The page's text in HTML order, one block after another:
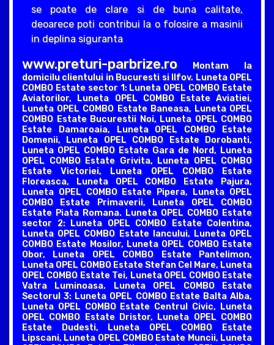
se poate de clare si de buna calitate,
deoarece poti contribui la o folosire a masinii
in deplina siguranta
www.preturi-parbrize.roMontam la
domicilu clientului in Bucuresti si Ilfov. Luneta OPEL
COMBO Estate sector 1: Luneta OPEL COMBO Estate
Aviatorilor, Luneta OPEL COMBO Estate Aviatiei,
Luneta OPEL COMBO Estate Baneasa, Luneta OPEL
COMBO Estate Bucurestii Noi, Luneta OPEL COMBO
Estate Damaroaia, Luneta OPEL COMBO Estate
Domenii, Luneta OPEL COMBO Estate Dorobanti,
Luneta OPEL COMBO Estate Gara de Nord, Luneta
OPEL COMBO Estate Grivita, Luneta OPEL COMBO
Estate Victoriei, Luneta OPEL COMBO Estate
Floreasca, Luneta OPEL COMBO Estate Pajura,
Luneta OPEL COMBO Estate Pipera, Luneta OPEL
COMBO Estate Primaverii, Luneta OPEL COMBO
Estate Piata Romana. Luneta OPEL COMBO Estate
sector 2: Luneta OPEL COMBO Estate Colentina,
Luneta OPEL COMBO Estate Iancului, Luneta OPEL
COMBO Estate Mosilor, Luneta OPEL COMBO Estate
Obor, Luneta OPEL COMBO Estate Pantelimon,
Luneta OPEL COMBO Estate Stefan Cel Mare, Luneta
OPEL COMBO Estate Tei, Luneta OPEL COMBO Estate
Vatra Luminoasa. Luneta OPEL COMBO Estate
Sectorul 3: Luneta OPEL COMBO Estate Balta Alba,
Luneta OPEL COMBO Estate Centrul Civic, Luneta
OPEL COMBO Estate Dristor, Luneta OPEL COMBO
Estate Dudesti, Luneta OPEL COMBO Estate
Lipscani, Luneta OPEL COMBO Estate Muncii, Luneta